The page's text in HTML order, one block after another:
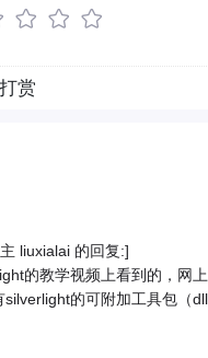
打赏
liuxialai 的回复:]
的教学视频上看到的，网
的可附加工具包（dll